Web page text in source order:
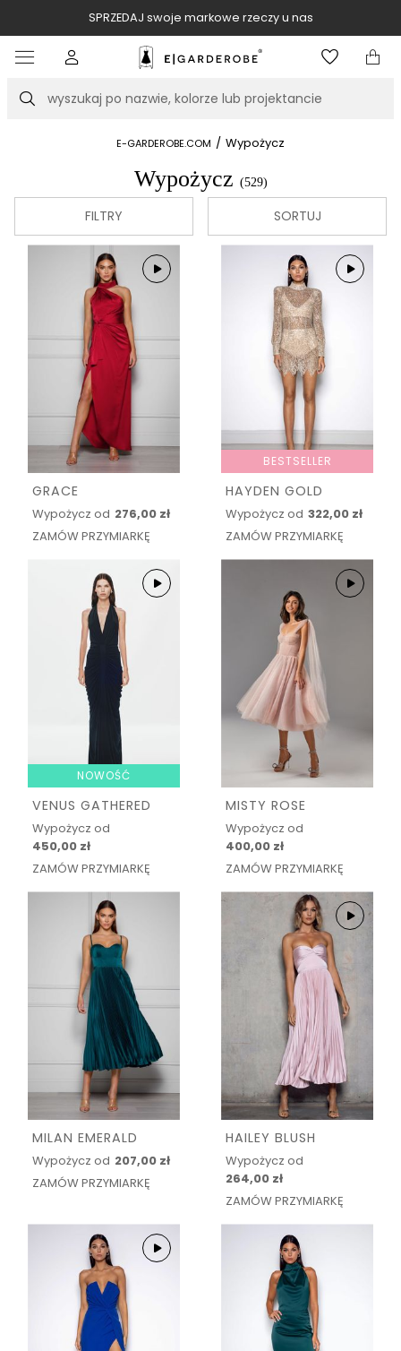
SPRZEDAJ swoje markowe rzeczy u nas
Szukaj
E-GARDEROBE.COM / Wypożycz
Wypożycz (529)
FILTRY SORTUJ
GRACE
Wypożycz od 276,00 zł
ZAMÓW PRZYMIARKĘ
BESTSELLER
HAYDEN GOLD
Wypożycz od 322,00 zł
ZAMÓW PRZYMIARKĘ
NOWOŚĆ
VENUS GATHERED
Wypożycz od
450,00 zł
ZAMÓW PRZYMIARKĘ
MISTY ROSE
Wypożycz od
400,00 zł
ZAMÓW PRZYMIARKĘ
MILAN EMERALD
Wypożycz od 207,00 zł
ZAMÓW PRZYMIARKĘ
HAILEY BLUSH
Wypożycz od
264,00 zł
ZAMÓW PRZYMIARKĘ